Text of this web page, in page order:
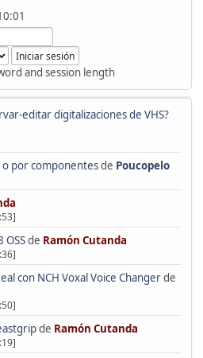
and session length
editar digitalizaciones de VHS?
o por componentesde Poucopelo
OSSde Ramón Cutanda
con NCH Voxal Voice Changerde
de Ramón Cutanda